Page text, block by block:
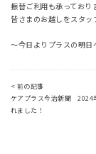
振替ご利用も承っており
皆さまのお越しをスタッ
～今日よりプラスの明日
< 前の記事
ケアプラス今治新聞 2024
れました！